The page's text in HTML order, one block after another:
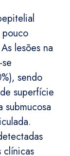
lesões na
sendo
superfície
submucosa
clínicas